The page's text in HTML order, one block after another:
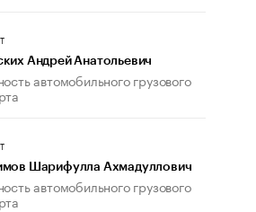
Андрей Анатольевич
автомобильного грузового
Шарифулла Ахмадуллович
автомобильного грузового